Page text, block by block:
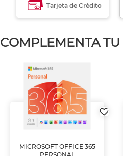
Tarjeta de Crédito
COMPLEMENTA
MICROSOFT OFFICE 365